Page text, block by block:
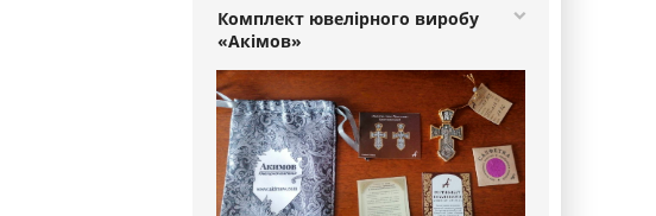
Комплект ювелірного виробу
«Акімов»